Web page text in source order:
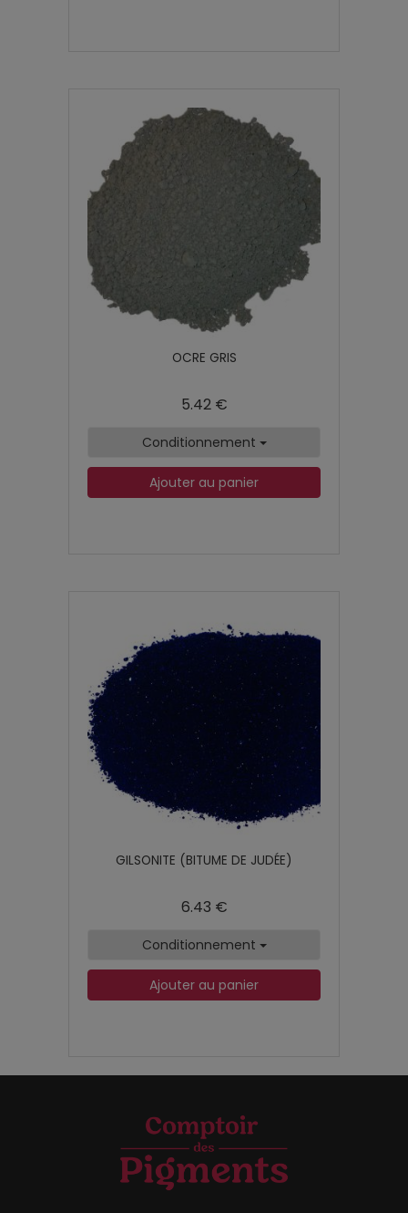
OCRE GRIS
5.42 €
Conditionnement
Ajouter au panier
GILSONITE (BITUME DE JUDÉE)
6.43 €
Conditionnement
Ajouter au panier